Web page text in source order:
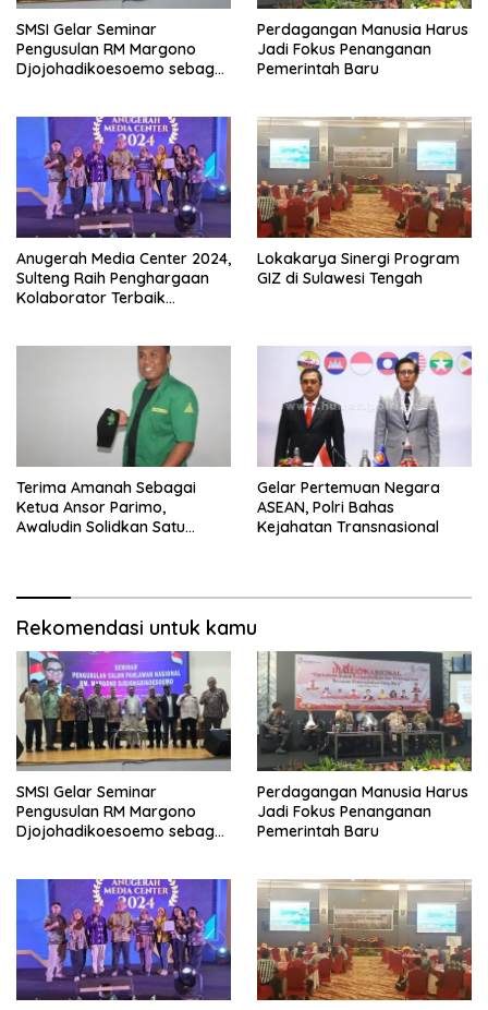
SMSI Gelar Seminar
Pengusulan RM Margono
Djojohadikoesoemo sebagai
Perdagangan Manusia Harus
Jadi Fokus Penanganan
Pemerintah Baru
Anugerah Media Center 2024,
Sulteng Raih Penghargaan
Kolaborator Terbaik
Lokakarya Sinergi Program
GIZ di Sulawesi Tengah
Terima Amanah Sebagai
Ketua Ansor Parimo,
Awaludin Solidkan Satu
Gelar Pertemuan Negara
ASEAN, Polri Bahas
Kejahatan Transnasional
Rekomendasi untuk kamu
SMSI Gelar Seminar
Pengusulan RM Margono
Djojohadikoesoemo sebagai
Perdagangan Manusia Harus
Jadi Fokus Penanganan
Pemerintah Baru